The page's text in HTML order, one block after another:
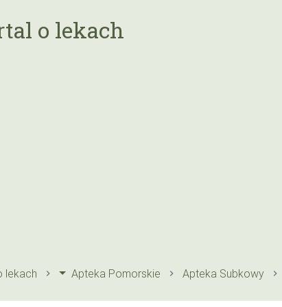
o lekach
lekach Apteka Pomorskie Apteka Subkowy